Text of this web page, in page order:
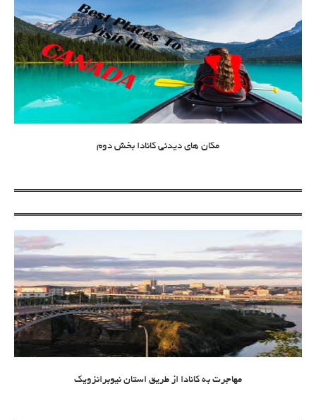
مکان های دیدنی کانادا بخش دوم
مهاجرت به کانادا از طریق استان نیوبرانزویک